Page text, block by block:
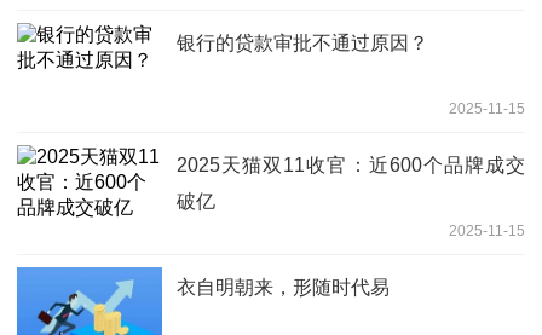
银行的贷款审批不通过原因？
2025-11-15
2025天猫双11收官：近600个品牌成交
破亿
2025-11-15
衣自明朝来，形随时代易